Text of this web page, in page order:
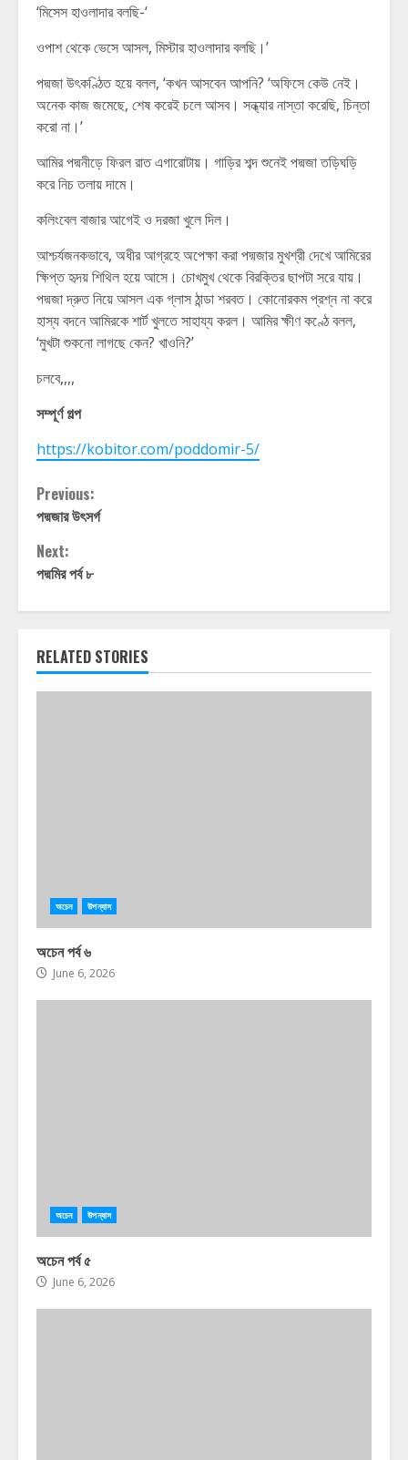
‘মিসেস হাওলাদার বলছি-‘
ওপাশ থেকে ভেসে আসল, মিস্টার হাওলাদার বলছি।’
পদ্মজা উৎকণ্ঠিত হয়ে বলল, ‘কখন আসবেন আপনি? ‘অফিসে কেউ নেই।
অনেক কাজ জমেছে, শেষ করেই চলে আসব। সন্ধ্যার নাস্তা করেছি, চিন্তা
করো না।’
আমির পদ্মনীড়ে ফিরল রাত এগারোটায়। গাড়ির শব্দ শুনেই পদ্মজা তড়িঘড়ি
করে নিচ তলায় দামে।
কলিংবেল বাজার আগেই ও দরজা খুলে দিল।
আশ্চর্যজনকভাবে, অধীর আগ্রহে অপেক্ষা করা পদ্মজার মুখশ্রী দেখে আমিরের
ক্ষিপ্ত হৃদয় শিথিল হয়ে আসে। চোখমুখ থেকে বিরক্তির ছাপটা সরে যায়।
পদ্মজা দ্রুত নিয়ে আসল এক গ্লাস ঠান্ডা শরবত। কোনোরকম প্রশ্ন না করে
হাস্য বদনে আমিরকে শার্ট খুলতে সাহায্য করল। আমির ক্ষীণ কণ্ঠে বলল,
‘মুখটা শুকনো লাগছে কেন? খাওনি?’
চলবে,,,,
সম্পূর্ণ গল্প
https://kobitor.com/poddomir-5/
Continue
Reading
Previous:
পদ্মজার উৎসর্গ
Next:
পদ্মমির পর্ব ৮
RELATED STORIES
অচেন উপন্যাস
অচেন পর্ব ৬
June 6, 2026
অচেন উপন্যাস
অচেন পর্ব ৫
June 6, 2026